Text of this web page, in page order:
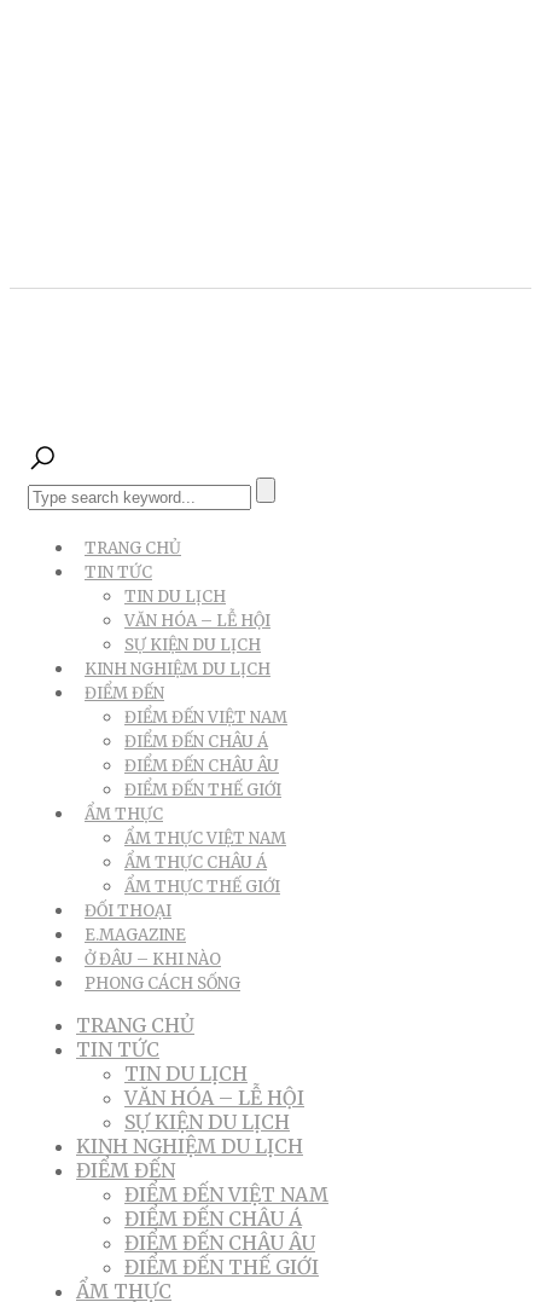
TRANG CHỦ
TIN TỨC
TIN DU LỊCH
VĂN HÓA – LỄ HỘI
SỰ KIỆN DU LỊCH
KINH NGHIỆM DU LỊCH
ĐIỂM ĐẾN
ĐIỂM ĐẾN VIỆT NAM
ĐIỂM ĐẾN CHÂU Á
ĐIỂM ĐẾN CHÂU ÂU
ĐIỂM ĐẾN THẾ GIỚI
ẨM THỰC
ẨM THỰC VIỆT NAM
ẨM THỰC CHÂU Á
ẨM THỰC THẾ GIỚI
ĐỐI THOẠI
E.MAGAZINE
Ở ĐÂU – KHI NÀO
PHONG CÁCH SỐNG
TRANG CHỦ
TIN TỨC
TIN DU LỊCH
VĂN HÓA – LỄ HỘI
SỰ KIỆN DU LỊCH
KINH NGHIỆM DU LỊCH
ĐIỂM ĐẾN
ĐIỂM ĐẾN VIỆT NAM
ĐIỂM ĐẾN CHÂU Á
ĐIỂM ĐẾN CHÂU ÂU
ĐIỂM ĐẾN THẾ GIỚI
ẨM THỰC